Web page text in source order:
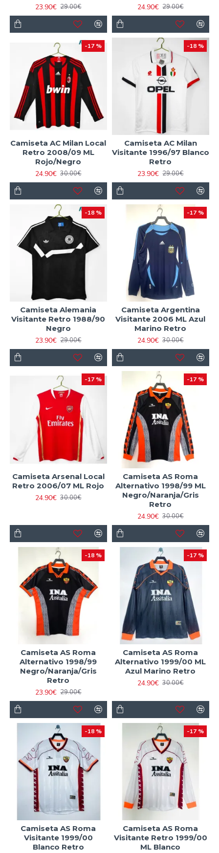
23.90€ 29.00€
24.90€ 29.00€
-17 %
Camiseta AC Milan Local
Retro 2008/09 ML
Rojo/Negro
24.90€ 30.00€
-18 %
Camiseta AC Milan
Visitante 1996/97 Blanco
Retro
23.90€ 29.00€
-18 %
Camiseta Alemania
Visitante Retro 1988/90
Negro
23.90€ 29.00€
-17 %
Camiseta Argentina
Visitante 2006 ML Azul
Marino Retro
24.90€ 30.00€
-17 %
Camiseta Arsenal Local
Retro 2006/07 ML Rojo
24.90€ 30.00€
-17 %
Camiseta AS Roma
Alternativo 1998/99 ML
Negro/Naranja/Gris
Retro
24.90€ 30.00€
-18 %
Camiseta AS Roma
Alternativo 1998/99
Negro/Naranja/Gris
Retro
23.90€ 29.00€
-17 %
Camiseta AS Roma
Alternativo 1999/00 ML
Azul Marino Retro
24.90€ 30.00€
-18 %
Camiseta AS Roma
Visitante 1999/00
Blanco Retro
-17 %
Camiseta AS Roma
Visitante Retro 1999/00
ML Blanco